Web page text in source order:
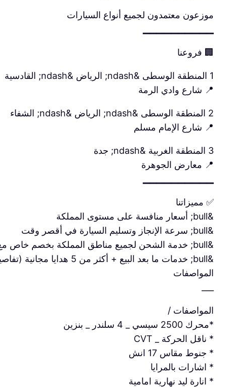
موزعون معتمدون لجميع أنواع السيارات
🏢 فروعنا
1 المنطقة الوسطى &ndash; الرياض &ndash; القادسية
📍 شارع وادي الرمة
2 المنطقة الوسطى &ndash; الرياض &ndash; الشفاء
📍 شارع الإمام مسلم
3 المنطقة الغربية &ndash; جدة
📍 معارض الجوهرة
✅ مميزاتنا
&bull; أسعار منافسة على مستوى المملكة
&bull; سرعة الإنجاز وتسليم السيارة في أقصر وقت
&bull; خدمة الشحن لجميع مناطق المملكة بخصم خاص مع شركات النقليات
&bull; خدمات ما بعد البيع + أكثر من 5 هدايا مجانية (تفاصيل بالصور المرفقة في الإعلان)
المواصفات
المواصفات /
*محرك 2500 سيسي _ 4 سلندر _ بنزين
* ناقل الحركة _ CVT
* جنوط مقاس 17 انش
* اشارات بالمرايا
* انارة ليد نهارية امامية